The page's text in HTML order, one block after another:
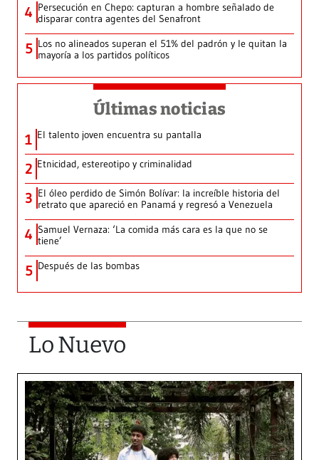
4 Persecución en Chepo: capturan a hombre señalado de
disparar contra agentes del Senafront
5 Los no alineados superan el 51% del padrón y le quitan la
mayoría a los partidos políticos
Últimas noticias
1 El talento joven encuentra su pantalla​
2 Etnicidad, estereotipo y criminalidad
3 El óleo perdido de Simón Bolívar: la increíble historia del
retrato que apareció en Panamá y regresó a Venezuela
4 Samuel Vernaza: ‘La comida más cara es la que no se
tiene’
5 Después de las bombas
Lo Nuevo